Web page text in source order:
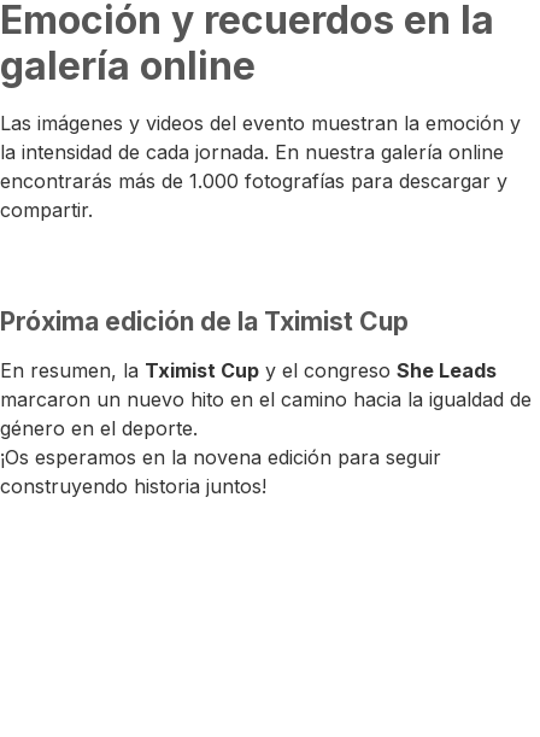
Emoción y recuerdos en la
galería online
Las imágenes y videos del evento muestran la emoción y
la intensidad de cada jornada. En nuestra galería online
encontrarás más de 1.000 fotografías para descargar y
compartir.
Próxima edición de la Tximist Cup
En resumen, la Tximist Cup y el congreso She Leads
marcaron un nuevo hito en el camino hacia la igualdad de
género en el deporte.
¡Os esperamos en la novena edición para seguir
construyendo historia juntos!